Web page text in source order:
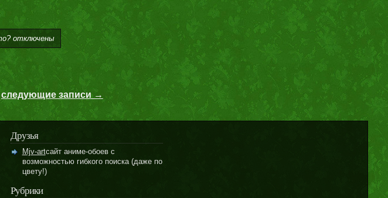
отключены
следующие записи →
Друзья
Mjv-artсайт аниме-обоев с
возможностью гибкого поиска (даже по
цвету!)
Рубрики